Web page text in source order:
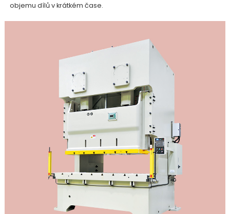
objemu dílů v krátkém čase.